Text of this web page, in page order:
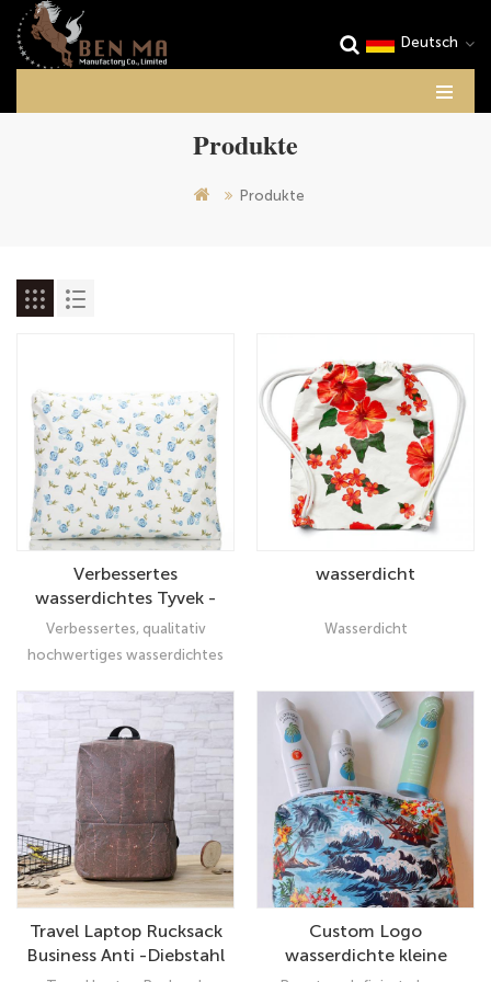
Deutsch
Produkte
Produkte
Verbessertes
wasserdichtes Tyvek -
Make -up -Beutel mit
hochwertiger,
kosmetischer
Beutelbeutel
Verbessertes, qualitativ
hochwertiges wasserdichtes
Leichter kosmetischer
Beutelbeutel: Ihr Koffer -
Begleiter
wasserdicht
Wasserdicht
Travel Laptop Rucksack
Business Anti -Diebstahl
Custom Logo
wasserdichte kleine